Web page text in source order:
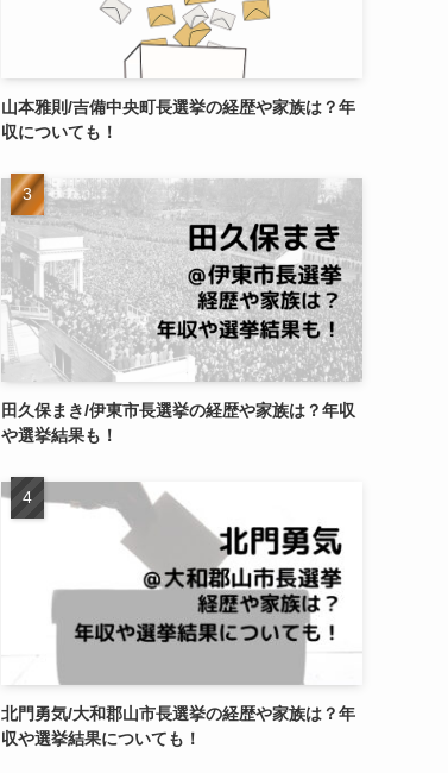
山本雅則/吉備中央町長選挙の経歴や家族は？年
収についても！
田久保まき/伊東市長選挙の経歴や家族は？年収
や選挙結果も！
北門勇気/大和郡山市長選挙の経歴や家族は？年
収や選挙結果についても！